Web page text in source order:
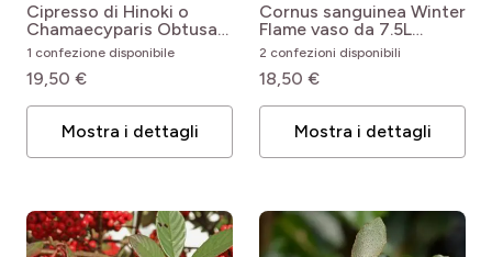
Cipresso di Hinoki o
Chamaecyparis Obtusa
Nana Gracilis
Chamaecyparis obtusa
Nana Gracilis
1 confezione disponibile
19,50 €
Mostra i dettagli
Cornus sanguinea Winter
Flame vaso da 7.5L
Cornus sanguinea Anny's
Winter Orange
2 confezioni disponibili
18,50 €
Mostra i dettagli